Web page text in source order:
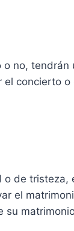
no, tendrán
concierto o
o de tristeza,
el
su